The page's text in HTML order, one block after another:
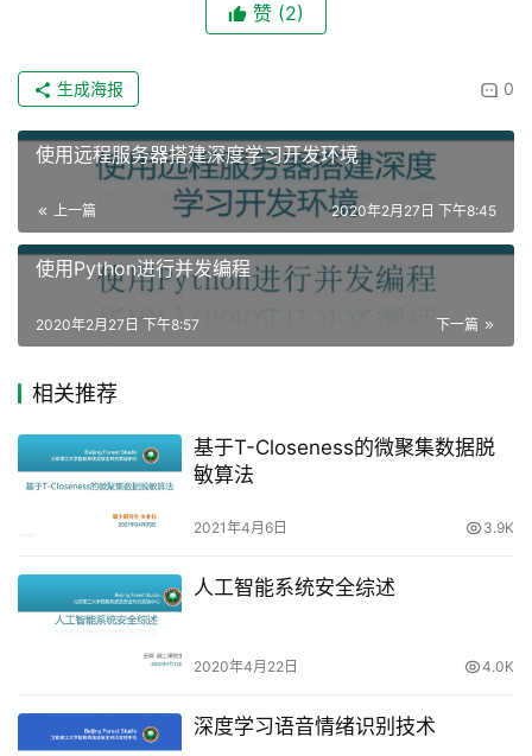
赞 (2)
0
生成海报
使用远程服务器搭建深度学习开发环境
上一篇 2020年2月27日 下午8:45
使用Python进行并发编程
下一篇
2020年2月27日 下午8:57
相关推荐
基于T-Closeness的微聚集数据脱
敏算法
2021年4月6日 3.9K
人工智能系统安全综述
2020年4月22日 4.0K
深度学习语音情绪识别技术